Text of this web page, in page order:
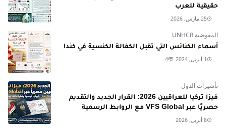
حقيقية للعرب
25 مارس, 2026
المفوضية UNHCR
أسماء الكنائس التي تقبل الكفالة الكنسية في كندا
1 أبريل, 2024 4
تأشيرات الدول
فيزا تركيا للعراقيين 2026: القرار الجديد والتقديم
حصريًا عبر VFS Global مع الروابط الرسمية
8 أبريل, 2026